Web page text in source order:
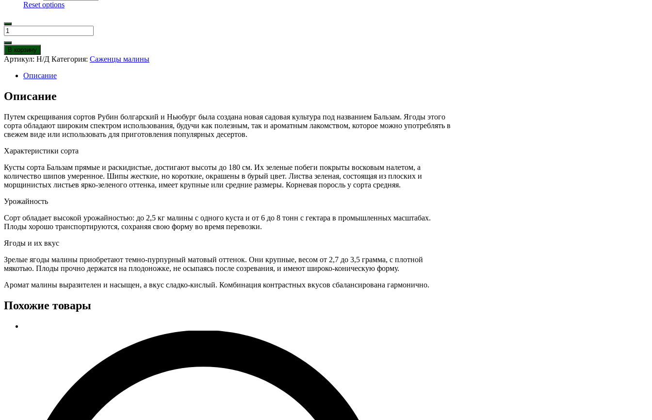
Reset options
Количество
товара
Малина
Бальзам
В корзину
Артикул: Н/Д Категория: Саженцы малины
Описание
Описание
Путем скрещивания сортов Рубин болгарский и Ньюбург была создана новая садовая культура под названием Бальзам. Ягоды этого
сорта обладают широким спектром использования, будучи как полезным, так и ароматным лакомством, которое можно употреблять в
свежем виде или использовать для приготовления популярных десертов.
Характеристики сорта
Кусты сорта Бальзам прямые и раскидистые, достигают высоты до 180 см. Их зеленые побеги покрыты восковым налетом, а
количество шипов умеренное. Шипы жесткие, но короткие, окрашены в бурый цвет. Листва зеленая, состоящая из плоских и
морщинистых листьев ярко-зеленого оттенка, имеет крупные или средние размеры. Корневая поросль у сорта средняя.
Урожайность
Сорт обладает высокой урожайностью: до 2,5 кг малины с одного куста и от 6 до 8 тонн с гектара в промышленных масштабах.
Плоды хорошо транспортируются, сохраняя свою форму во время перевозки.
Ягоды и их вкус
Зрелые ягоды малины приобретают темно-пурпурный матовый оттенок. Они крупные, весом от 2,7 до 3,5 грамма, с плотной
мякотью. Плоды прочно держатся на плодоножке, не осыпаясь после созревания, и имеют широко-коническую форму.
Аромат малины выразителен и насыщен, а вкус сладко-кислый. Комбинация контрастных вкусов сбалансирована гармонично.
Похожие товары